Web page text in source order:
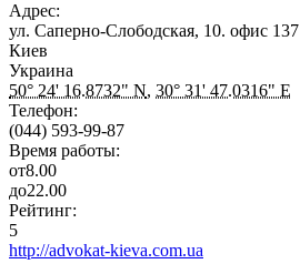
Адрес:
ул. Саперно-Слободская, 10. офис 137
Киев
Украина
50° 24' 16.8732" N, 30° 31' 47.0316" E
Телефон:
(044) 593-99-87
Время работы:
от8.00
до22.00
Рейтинг:
5
http://advokat-kieva.com.ua